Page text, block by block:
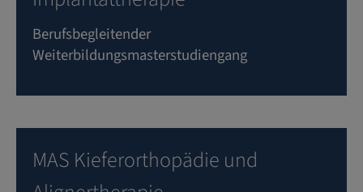
Berufsbegleitender
Weiterbildungsmasterstudiengang
MAS Kieferorthopädie und